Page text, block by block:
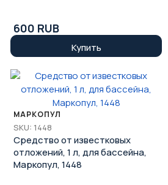
600 RUB
Купить
МАРКОПУЛ
SKU: 1448
Средство от известковых
отложений, 1 л, для бассейна,
Маркопул, 1448